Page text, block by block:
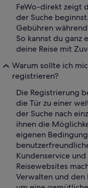
FeWo-direkt zeigt
der Suche
Gebühren
So kannst du ganz
deine Reise mit
Warum sollte ich
registrieren?
Die Registrierung
die Tür zu einer
der Suche nach
ihnen die
eigenen
Kundenservice
Reisewebsites
Verwalten und den